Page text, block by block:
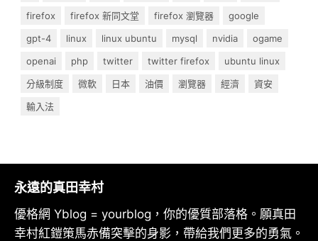
firefox
firefox 新同文堂 firefox 瀏覽器
google
gpt-4
linux linux ubuntu mysql nvidia
ogame
openai
php twitter twitter firefox
ubuntu linux
分級制度
微軟 日本 油價 瀏覽器 經濟
資安
輸入法
永遠的真田幸村
優格網 Yblog = yourblog，你的優質部落格。願真田
幸村紅鎧策馬赤備突擊的身影，帶給我們更多的勇氣。